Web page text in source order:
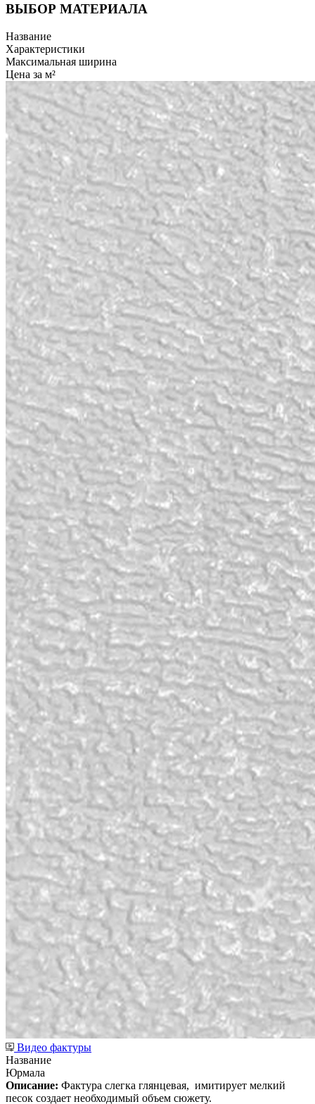
ВЫБОР МАТЕРИАЛА
Название
Характеристики
Максимальная ширина
Цена за м²
Видео фактуры
Название
Юрмала
Описание: Фактура слегка глянцевая, имитирует мелкий
песок создает необходимый объем сюжету.